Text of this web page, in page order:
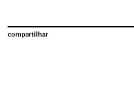
compartilhar